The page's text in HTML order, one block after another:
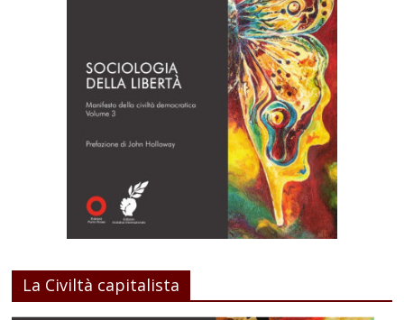
La Civiltà capitalista